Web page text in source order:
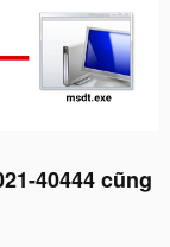
40444 cũng